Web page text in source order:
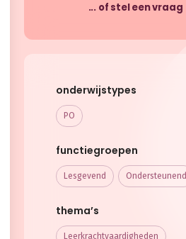
... of stel een vraag
onderwijstypes
PO
functiegroepen
Lesgevend Ondersteunend
thema’s
Leerkracht­vaardigheden